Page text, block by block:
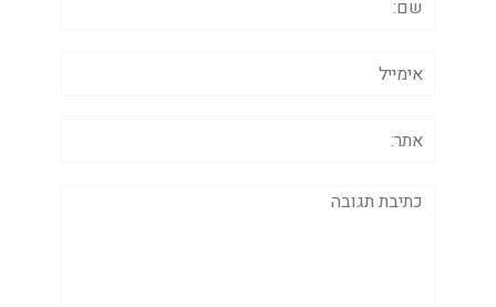
תגובה